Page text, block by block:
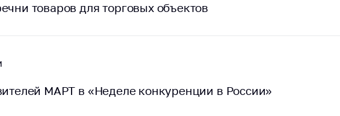
товаров для торговых объектов
МАРТ в «Неделе конкуренции в России»